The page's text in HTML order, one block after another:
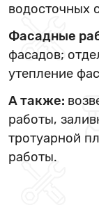
водосточных
Фасадные
фасадов;
утепление
А также:
работы,
тротуарной
работы.